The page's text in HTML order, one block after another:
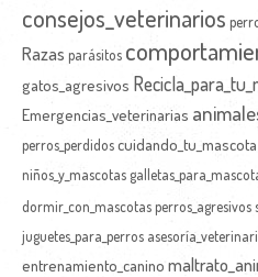
consejos_veterinarios
Razas parásitos
gatos_agresivos
Emergencias_veterinarias
perros_perdidoscuidando_tu_mascota
niños_y_mascotas
dormir_con_mascotas perros_agresivos
juguetes_para_perros
entrenamiento_canino